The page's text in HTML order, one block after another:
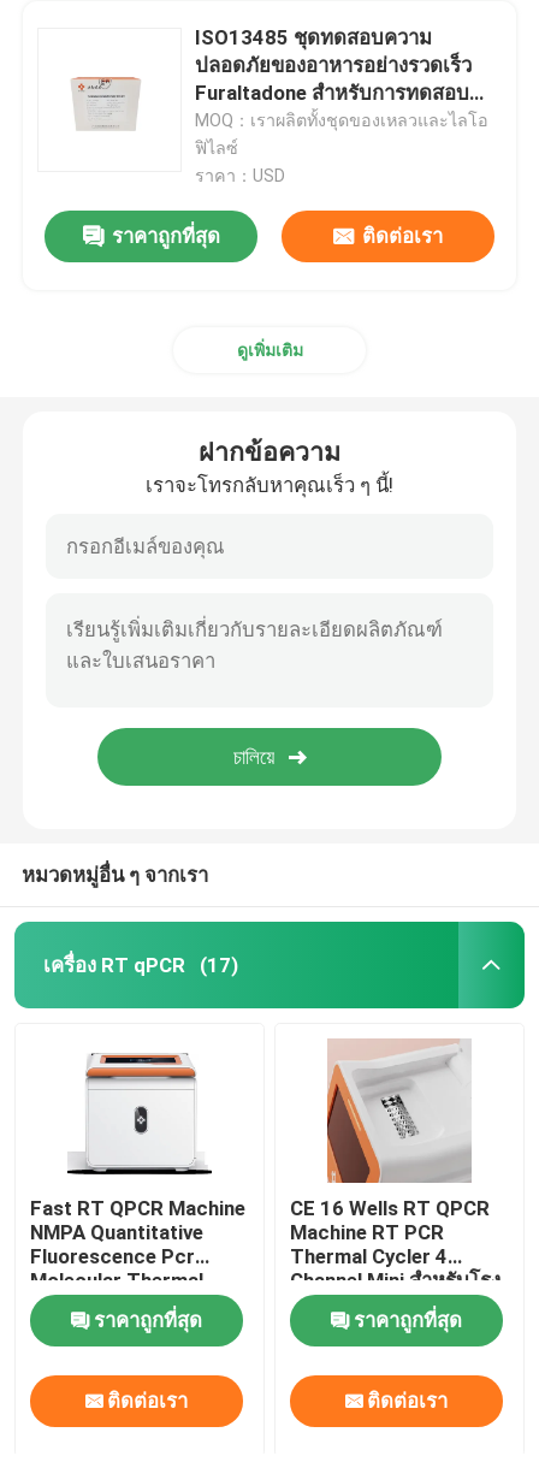
เครื่อง RT qPCR
เครื่อง qPCR แบบพกพา
พีซีอาร์ไวรัสเริม Simplex
ชุดทดสอบการเพาะเลี้ยงสัตว์น้ำ
ชุดทดสอบสุกร
การทดสอบโรคที่เกิดจากแมลง
เครื่องสกัดกรดนิวคลีอิก
วัสดุสิ้นเปลืองในห้องปฏิบัติการทางการแพทย์
ชุดทดสอบความปลอดภัยด้านอาหารอย่างรวดเร็ว
ระบบถ่ายภาพ Western Blot
ISO13485 ชุดทดสอบความ
ปลอดภัยของอาหารอย่างรวดเร็ว
Furaltadone สำหรับการทดสอบ
การไหลของปลาด้านข้าง
MOQ：เราผลิตทั้งชุดของเหลวและไลโอ
ฟิไลซ์
ราคา：USD
ราคาถูกที่สุด ติดต่อเรา
ดูเพิ่มเติม
ฝากข้อความ
เราจะโทรกลับหาคุณเร็ว ๆ นี้!
หมวดหมู่อื่น ๆ จากเรา
เครื่อง RT qPCR (17)
Fast RT QPCR Machine
NMPA Quantitative
Fluorescence Pcr
Molecular Thermal
Cycler
ราคาถูกที่สุด
ติดต่อเรา
CE 16 Wells RT QPCR
Machine RT PCR
Thermal Cycler 4
Channel Mini สำหรับโรง
พยาบาล
ราคาถูกที่สุด
ติดต่อเรา